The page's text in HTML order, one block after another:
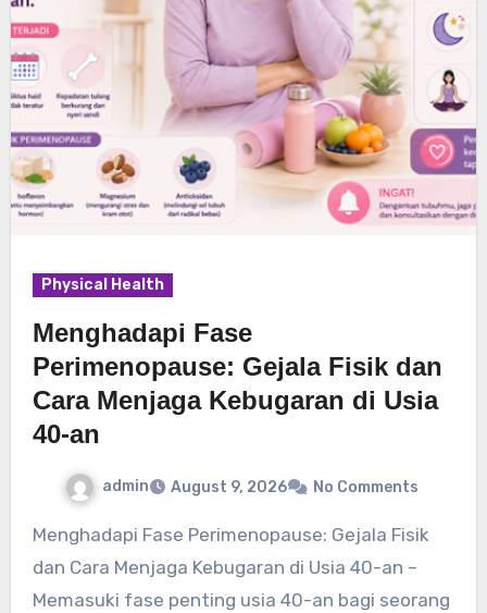
Physical Health
Menghadapi Fase
Perimenopause: Gejala Fisik dan
Cara Menjaga Kebugaran di Usia
40-an
admin August 9, 2026 No Comments
Menghadapi Fase Perimenopause: Gejala Fisik
dan Cara Menjaga Kebugaran di Usia 40-an –
Memasuki fase penting usia 40-an bagi seorang